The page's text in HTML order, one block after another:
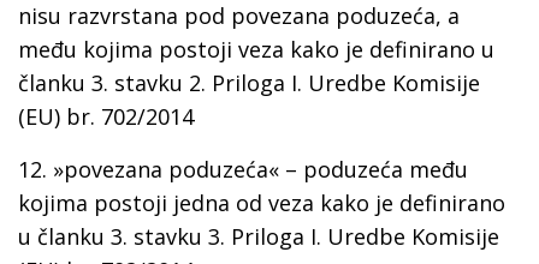
nisu razvrstana pod povezana poduzeća, a
među kojima postoji veza kako je definirano u
članku 3. stavku 2. Priloga I. Uredbe Komisije
(EU) br. 702/2014
12. »povezana poduzeća« – poduzeća među
kojima postoji jedna od veza kako je definirano
u članku 3. stavku 3. Priloga I. Uredbe Komisije